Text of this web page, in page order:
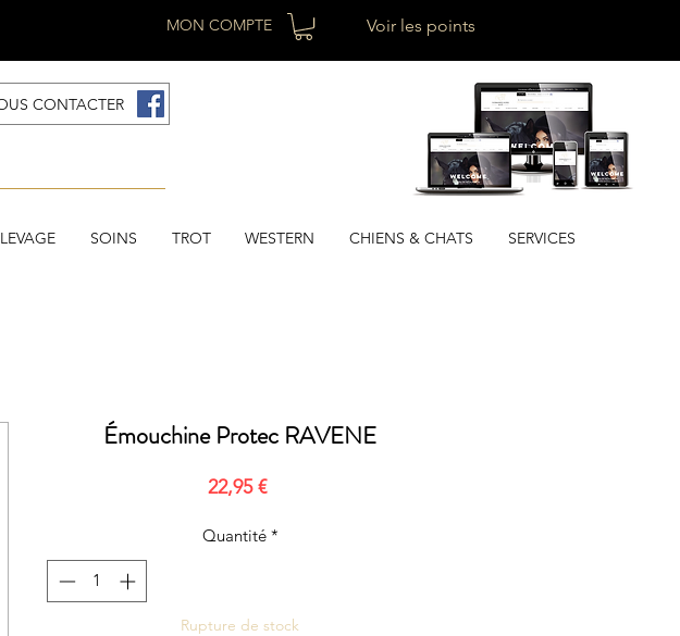
MON COMPTE Voir les points
CONTACTER .
SOINS TROT WESTERN CHIENS & CHATS SERVICES
Émouchine Protec RAVENE
22,95 €Prix
Quantité *
Rupture de stock